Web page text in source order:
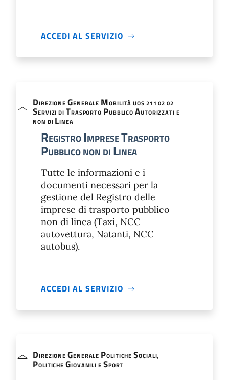
ACCEDI AL SERVIZIO
DIREZIONEGENERALE MOBILITÀ UOS 211 02 02
SERVIZI DI TRASPORTO PUBBLICOAUTORIZZATI E
NON DI LINEA
REGISTROIMPRESETRASPORTO
PUBBLICO NON DI LINEA
Tutte le informazioni e i
documenti necessari per la
gestione del Registro delle
imprese di trasporto pubblico
non di linea (Taxi, NCC
autovettura, Natanti, NCC
autobus).
ACCEDI AL SERVIZIO
DIREZIONEGENERALE POLITICHESOCIALI,
POLITICHEGIOVANILI E SPORT